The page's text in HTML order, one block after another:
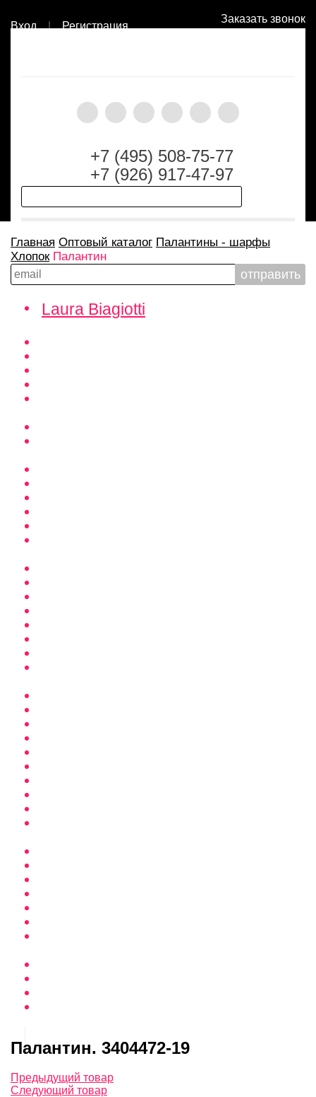
Вход | Регистрация
Заказать звонок
+7 (495) 508-75-77
+7 (926) 917-47-97
Главная Оптовый каталог Палантины - шарфы
Хлопок Палантин
Laura Biagiotti
Палантин. 3404472-19
Предыдущий товар
Следующий товар